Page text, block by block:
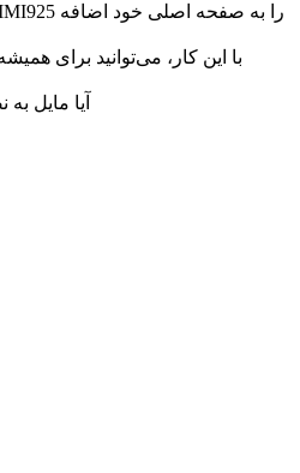
با این کار، می‌توانید برای
آیا مایل